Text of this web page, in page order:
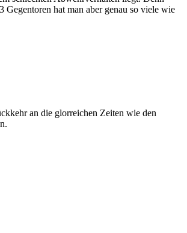
hat man aber genau so viele wie
an die glorreichen Zeiten wie den